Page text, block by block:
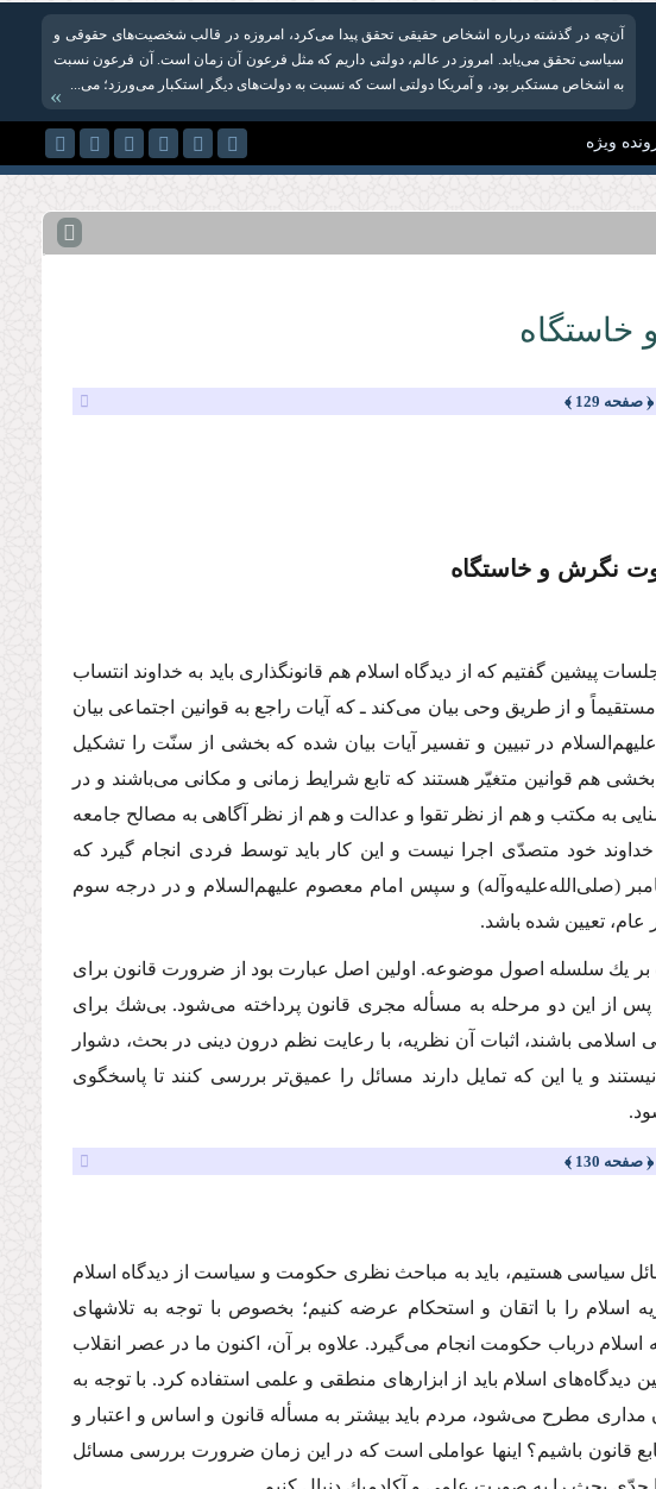
آن‌چه در گذشته درباره اشخاص حقیقی تحقق پیدا می‌کرد، امروزه در قالب شخصیت‌های حقوقی و
سیاسی تحقق می‌یابد. امروز در عالم، دولتی داریم که مثل فرعون آن زمان است. آن فرعون نسبت
به اشخاص مستکبر بود، و آمریکا دولتی است که نسبت به دولت‌های دیگر استکبار می‌ورزد؛ می‌...
»
ویژه
﴿ صفحه 129 ﴾
نگرش و خاستگاه
گفتیم كه از دیدگاه اسلام هم قانونگذارى باید به خداوند انتساب
و از طریق وحى بیان مى‌كند ـ كه آیات راجع به قوانین اجتماعى بیان
علیهم‌السلام در تبیین و تفسیر آیات بیان شده كه بخشى از سنّت را تشكیل
هم قوانین متغیّر هستند كه تابع شرایط زمانى و مكانى مى‌باشند و در
به مكتب و هم از نظر تقوا و عدالت و هم از نظر آگاهى به مصالح جامعه
خود متصدّى اجرا نیست و این كار باید توسط فردى انجام گیرد كه
(صلى‌الله‌علیه‌و‌آله) و سپس امام معصوم علیهم‌السلام و در درجه سوم
تعیین شده باشد.
یك سلسله اصول موضوعه. اولین اصل عبارت بود از ضرورت قانون براى
پس از این دو مرحله به مسأله مجرى قانون پرداخته مى‌شود. بى‌شك براى
باشند، اثبات آن نظریه، با رعایت نظم درون دینى در بحث، دشوار
و یا این كه تمایل دارند مسائل را عمیق‌تر بررسى كنند تا پاسخگوى
﴿ صفحه 130 ﴾
سیاسى هستیم، باید به مباحث نظرى حكومت و سیاست از دیدگاه اسلام
اسلام را با اتقان و استحكام عرضه كنیم؛ بخصوص با توجه به تلاشهاى
درباب حكومت انجام مى‌گیرد. علاوه بر آن، اكنون ما در عصر انقلاب
اسلام باید از ابزارهاى منطقى و علمى استفاده كرد. با توجه به
مطرح مى‌شود، مردم باید بیشتر به مسأله قانون و اساس و اعتبار و
تابع قانون باشیم؟ اینها عواملى است كه در این زمان ضرورت بررسى مسائل